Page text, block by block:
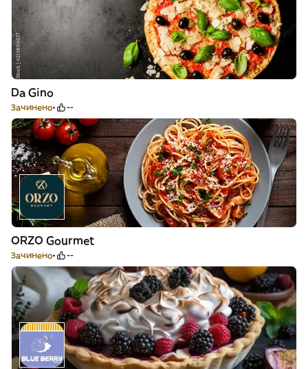
Da Gino
Зачинено --
ORZO Gourmet
Зачинено --